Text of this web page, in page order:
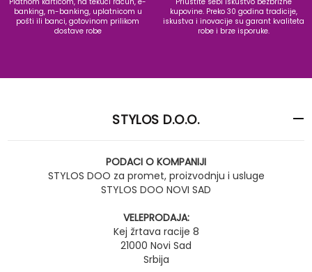
banking, m-banking, uplatnicom u
pošti ili banci, gotovinom prilikom
dostave robe
kupovine. Preko 30 godina tradicije,
iskustva i inovacije su garant kvaliteta
robe i brze isporuke.
STYLOS D.O.O.
PODACI O KOMPANIJI
STYLOS DOO za promet, proizvodnju i usluge
STYLOS DOO NOVI SAD
VELEPRODAJA:
Kej žrtava racije 8
21000 Novi Sad
Srbija